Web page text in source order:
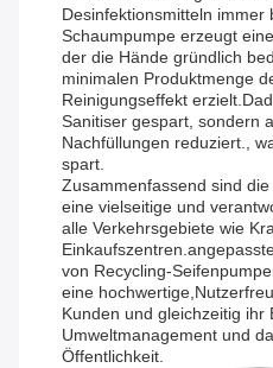
Desinfektionsmitteln immer
Schaumpumpe erzeugt
der die Hände gründlich
minimalen Produktmenge
Reinigungseffekt
Sanitiser gespart, sondern
Nachfüllungen reduziert.,
spart.
Zusammenfassend sind
eine vielseitige und
alle Verkehrsgebiete wie
von Recycling-
eine
Kunden und gleichzeitig ihr
Umweltmanagement und
Öffentlichkeit.